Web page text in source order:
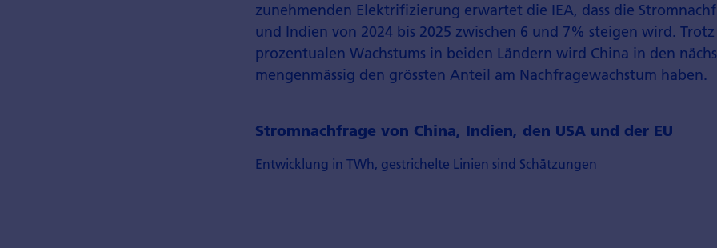
zunehmenden Elektrifizierung erwartet die IEA, dass die
und Indien von 2024 bis 2025 zwischen 6 und 7% steigen wird.
prozentualen Wachstums in beiden Ländern wird China in den
mengen­mässig den grössten Anteil am Nachfrage­wachstum haben.
Stromnachfrage von China, Indien, den USA und der EU
Entwicklung in TWh, gestrichelte Linien sind Schätzungen